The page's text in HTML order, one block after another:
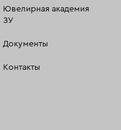
Ювелирная академия
ЗУ
Документы
Контакты